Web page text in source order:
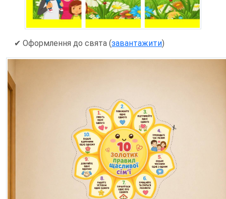
✔ Оформлення до свята (завантажити)